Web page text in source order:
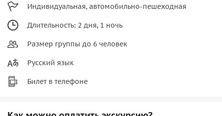
Индивидуальная, автомобильно-пешеходная
Длительность: 2 дня, 1 ночь
Размер группы до 6 человек
Русский язык
Билет в телефоне